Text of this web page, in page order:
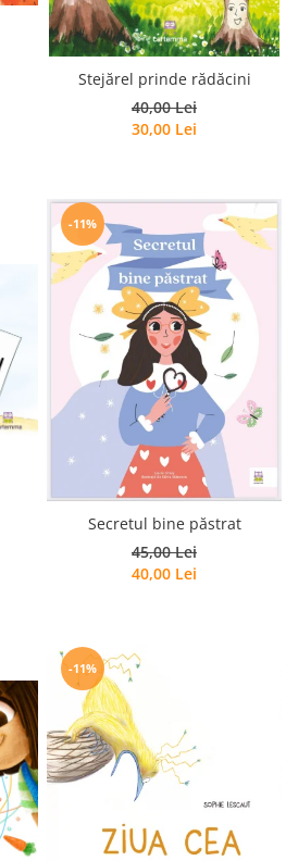
Stejărel prinde rădăcini
40,00 Lei
30,00 Lei
-11%
Secretul bine păstrat
45,00 Lei
40,00 Lei
-11%